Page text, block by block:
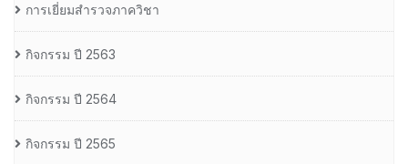
การเยี่ยมสำรวจภาควิชา
กิจกรรม ปี 2563
กิจกรรม ปี 2564
กิจกรรม ปี 2565